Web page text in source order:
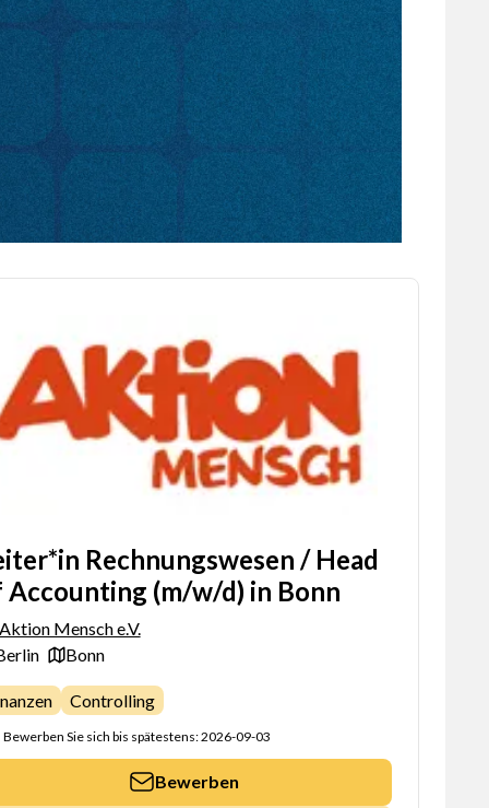
Rechnungswesen / Head
Accounting (m/w/d) in Bonn
Mensch e.V.
Bonn
Controlling
Bewerben Sie sich bis spätestens: 2026-09-03
Bewerben